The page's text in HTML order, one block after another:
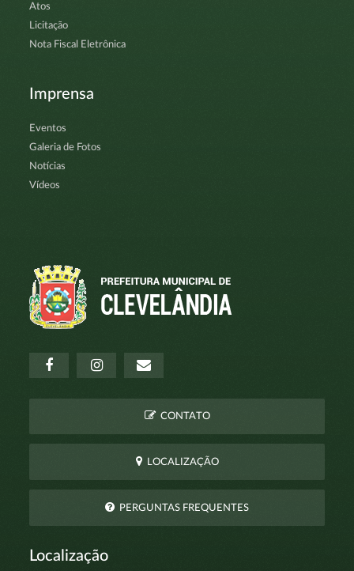
Atos
Licitação
Nota Fiscal Eletrônica
Imprensa
Eventos
Galeria de Fotos
Notícias
Vídeos
CONTATO
LOCALIZAÇÃO
PERGUNTAS FREQUENTES
Localização